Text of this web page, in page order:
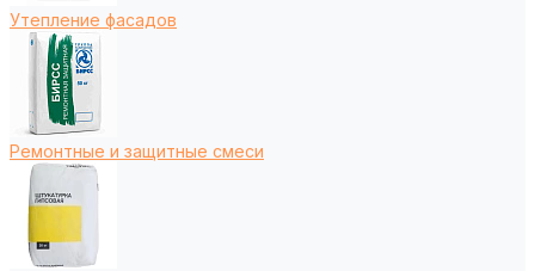
Утепление фасадов
Ремонтные и защитные смеси